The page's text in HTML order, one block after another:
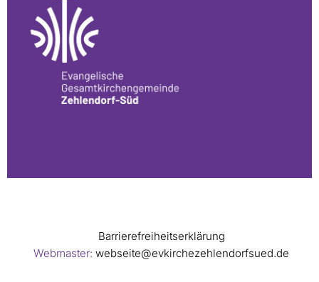
Barrierefreiheitserklärung
Webmaster: webseite@evkirchezehlendorfsued.de